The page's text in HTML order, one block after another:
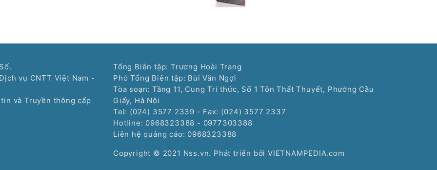
vụ CNTT Việt Nam -
và Truyền thông cấp
Tổng Biên tập: Trương Hoài Trang
Phó Tổng Biên tập: Bùi Văn Ngợi
Tòa soạn: Tầng 11, Cung Trí thức, Số 1 Tôn Thất Thuyết, Phường Cầu
Giấy, Hà Nội
Tel: (024) 3577 2339 - Fax: (024) 3577 2337
Hotline: 0968323388 - 0977303388
Liên hệ quảng cáo: 0968323388
Copyright © 2021 Nss.vn. Phát triển bởi VIETNAMPEDIA.com